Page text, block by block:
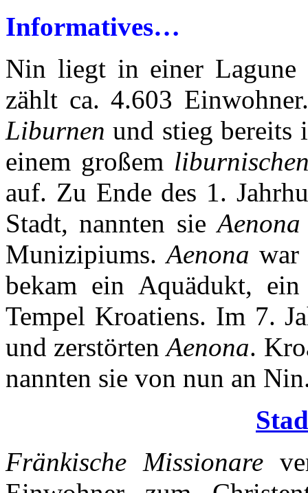
Informatives…
Nin liegt in einer
zählt ca. 4.603
Liburnen und stieg bereits
einem großem
auf. Zu Ende des 1.
Stadt, nannten sieAenona
Munizipiums.Aenona war
bekam ein Aquädukt,
Tempel Kroatiens. Im 7.
und zerstörtenAenona.
nannten sie von nun an
Fränkische Missionare